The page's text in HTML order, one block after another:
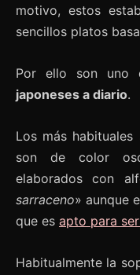
motivo, estos
sencillos platos
Por ello son uno
japoneses a diario.
Los más
son de color
elaborados con
sarraceno» aunque
que es apto para
Habitualmente la